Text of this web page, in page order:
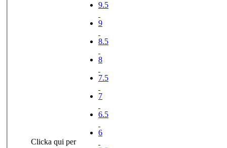
Clicka qui per
9.5
9
8.5
8
7.5
7
6.5
6